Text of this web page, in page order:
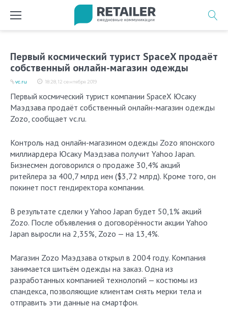
Первый космический турист SpaceX продаёт
собственный онлайн-магазин одежды
18:28, 12 сентября 2019
vc.ru
Первый космический турист компании SpaceX Юсаку
Маэдзава продаёт собственный онлайн-магазин одежды
Zozo, сообщает vc.ru.
Контроль над онлайн-магазином одежды Zozo японского
миллиардера Юсаку Маэдзава получит Yahoo Japan.
Бизнесмен договорился о продаже 30,4% акций
ритейлера за 400,7 млрд иен ($3,72 млрд). Кроме того, он
покинет пост гендиректора компании.
В результате сделки у Yahoo Japan будет 50,1% акций
Zozo. После объявления о договорённости акции Yahoo
Japan выросли на 2,35%, Zozo — на 13,4%.
Магазин Zozo Маэдзава открыл в 2004 году. Компания
занимается шитьём одежды на заказ. Одна из
разработанных компанией технологий — костюмы из
спандекса, позволяющие клиентам снять мерки тела и
отправить эти данные на смартфон.